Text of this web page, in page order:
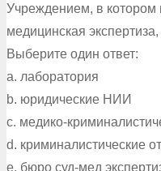
Учреждением, в котором
медицинская
Выберите один ответ:
a. лаборатория
b. юридические НИИ
c. медико-
d. криминалистические
e. бюро суд-мед